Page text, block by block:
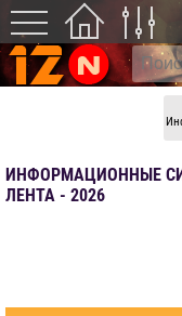
ИНФОРМАЦИОННЫЕ
ЛЕНТА - 2026